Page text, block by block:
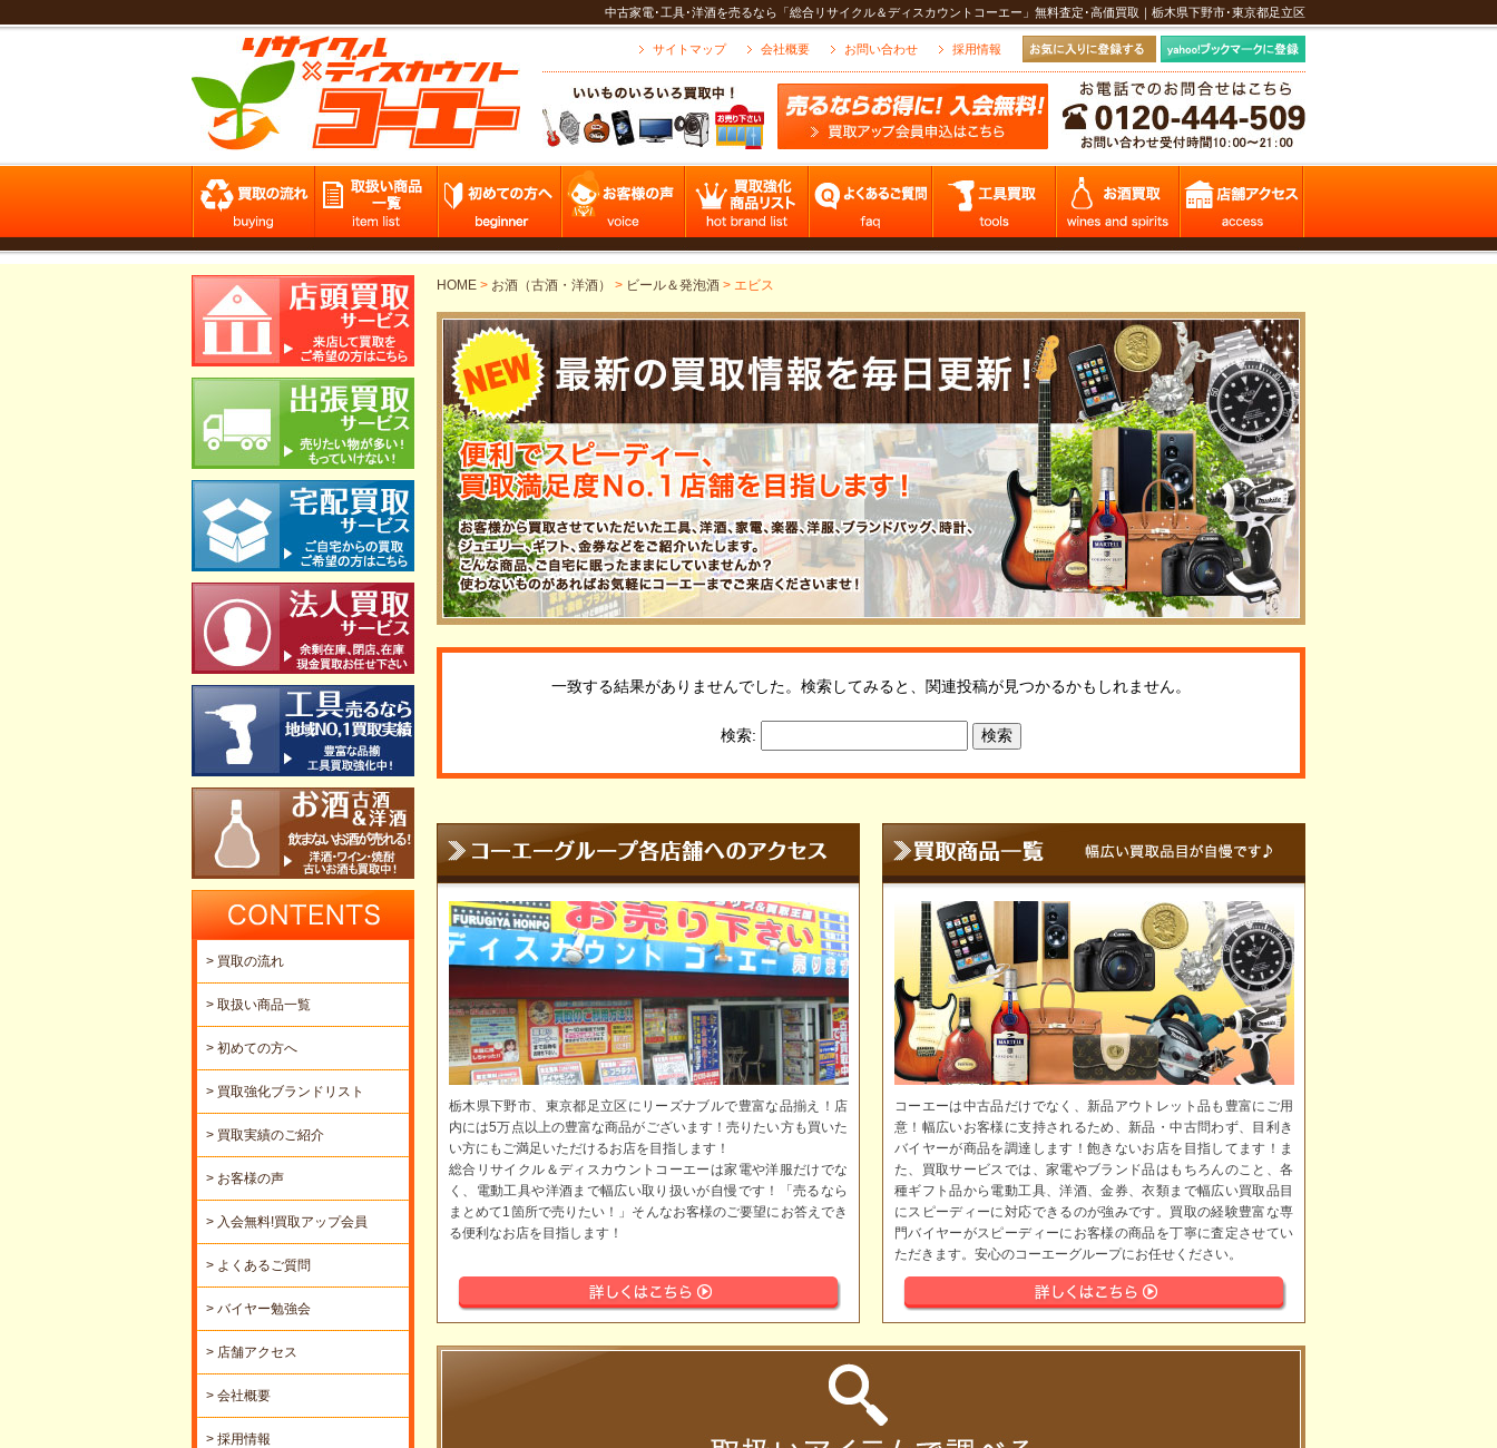
中古家電･工具･洋酒を売るなら「総合リサイクル＆ディスカウントコーエー」無料査定･高価買取｜栃木県下野市･東京都足立区
サイトマップ 会社概要 お問い合わせ 採用情報
HOME > お酒（古酒・洋酒） > ビール＆発泡酒 > エビス
一致する結果がありませんでした。検索してみると、関連投稿が見つかるかもしれません。
検索:
栃木県下野市、東京都足立区にリーズナブルで豊富な品揃え！店
内には5万点以上の豊富な商品がございます！売りたい方も買いた
い方にもご満足いただけるお店を目指します！
総合リサイクル＆ディスカウントコーエーは家電や洋服だけでな
く、電動工具や洋酒まで幅広い取り扱いが自慢です！「売るなら
まとめて1箇所で売りたい！」そんなお客様のご要望にお答えでき
る便利なお店を目指します！
コーエーは中古品だけでなく、新品アウトレット品も豊富にご用
意！幅広いお客様に支持されるため、新品・中古問わず、目利き
バイヤーが商品を調達します！飽きないお店を目指してます！ま
た、買取サービスでは、家電やブランド品はもちろんのこと、各
種ギフト品から電動工具、洋酒、金券、衣類まで幅広い買取品目
にスピーディーに対応できるのが強みです。買取の経験豊富な専
門バイヤーがスピーディーにお客様の商品を丁寧に査定させてい
ただきます。安心のコーエーグループにお任せください。
> 買取の流れ
> 取扱い商品一覧
> 初めての方へ
> 買取強化ブランドリスト
> 買取実績のご紹介
> お客様の声
> 入会無料!買取アップ会員
> よくあるご質問
> バイヤー勉強会
> 店舗アクセス
> 会社概要
> 採用情報